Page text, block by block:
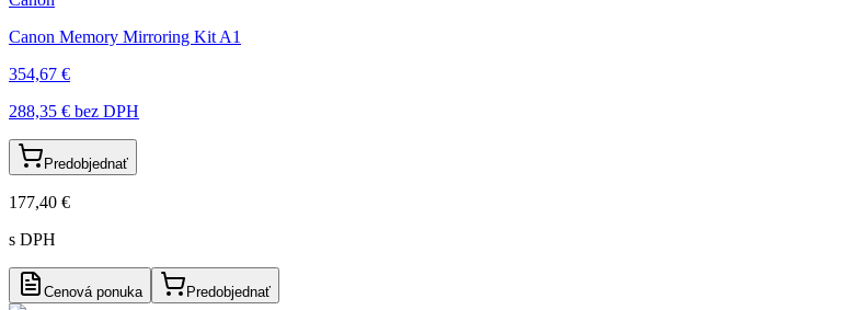
Canon Memory Mirroring Kit A1
354,67 €
288,35 € bez DPH
Predobjednať
177,40 €
s DPH
Cenová ponuka Predobjednať